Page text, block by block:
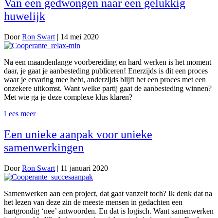
Van een gedwongen naar een gelukkig
huwelijk
DoorRon Swart | 14 mei 2020
Na een maandenlange voorbereiding en hard werken is het moment
daar, je gaat je aanbesteding publiceren! Enerzijds is dit een proces
waar je ervaring mee hebt, anderzijds blijft het een proces met een
onzekere uitkomst. Want welke partij gaat de aanbesteding winnen?
Met wie ga je deze complexe klus klaren?
Lees meer
Een unieke aanpak voor unieke
samenwerkingen
DoorRon Swart | 11 januari 2020
Samenwerken aan een project, dat gaat vanzelf toch? Ik denk dat na
het lezen van deze zin de meeste mensen in gedachten een
hartgrondig ‘nee’ antwoorden. En dat is logisch. Want samenwerken